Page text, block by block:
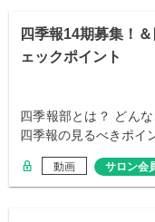
四季報14期募集！
ェックポイント
四季報部とは？ どん
四季報の見るべきポイ
動画 サロン会